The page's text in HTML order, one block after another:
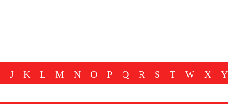
J K L M N O P Q R S T W X Y